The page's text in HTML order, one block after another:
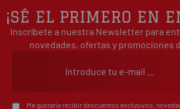
1
estrellas
¡SÉ EL PRIMERO EN
Inscríbete a nuestra Newsletter para
novedades, ofertas y promociones
Me gustaría recibir descuentos exclusivos,